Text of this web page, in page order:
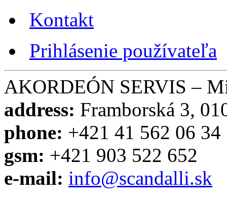
Kontakt
Prihlásenie používateľa
AKORDEÓN SERVIS –
address: Framborská 3,
phone: +421 41 562 06 34
gsm: +421 903 522 652
e-mail: info@scandalli.sk